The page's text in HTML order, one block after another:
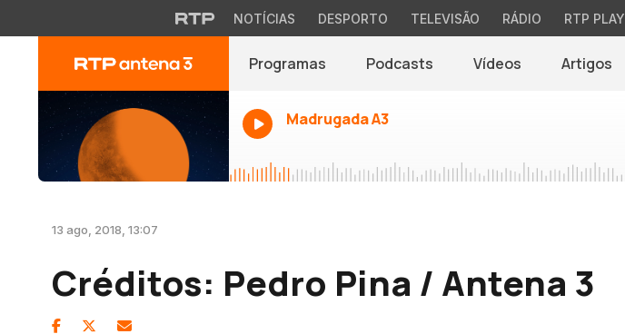
NOTÍCIAS DESPORTO TELEVISÃO RÁDIO RTP PLAY
Programas Podcasts Vídeos Artigos
Madrugada A3
13 ago, 2018, 13:07
Créditos: Pedro Pina / Antena 3